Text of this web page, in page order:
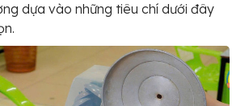
dựa vào những tiêu chí dưới đây